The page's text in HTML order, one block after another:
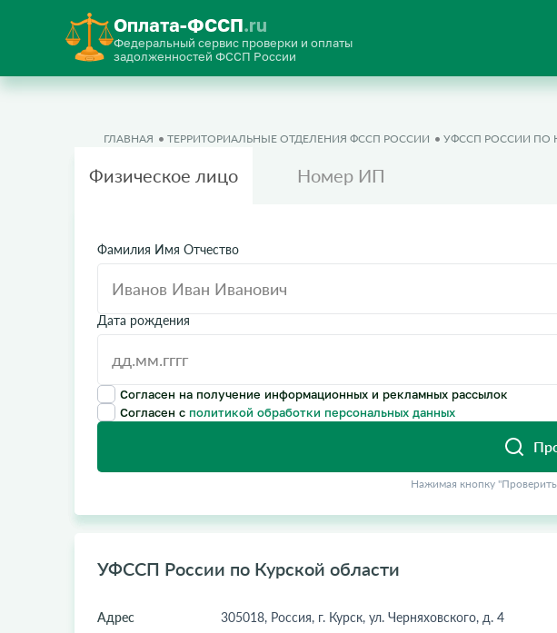
Оплата-ФССП.ru
Федеральный сервис проверки и оплаты
задолженностей ФССП России
ГЛАВНАЯ ТЕРРИТОРИАЛЬНЫЕ ОТДЕЛЕНИЯ ФССП РОССИИ УФССП РОССИИ ПО
Физическое лицо Номер ИП
Фамилия Имя Отчество
Дата рождения
Согласен на получение информационных и рекламных рассылок
Согласен с политикой обработки персональных данных
Нажимая кнопку
УФССП России по Курской области
Адрес
305018, Россия, г. Курск, ул. Черняховского, д. 4